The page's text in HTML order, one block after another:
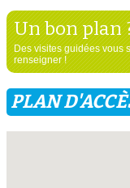
Un bon plan
Des visites guidées vous
renseigner !
PLAN